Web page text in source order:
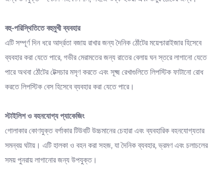
বহু-পরিস্থিতিতে বহুমুখী ব্যবহার
এটি সম্পূর্ণ দিন ধরে আর্দ্রতা বজায় রাখার জন্য দৈনিক ঠোঁটের ময়েশ্চারাইজার হিসেবে
ব্যবহার করা যেতে পারে, গভীর মেরামতের জন্য রাতের বেলায় ঘন স্তরে লাগানো যেতে
পারে অথবা ঠোঁটের টেক্সচার মসৃণ করতে এবং সূক্ষ্ম রেখাগুলিতে লিপস্টিক ফাটানো রোধ
করতে লিপস্টিক বেস হিসেবে ব্যবহার করা যেতে পারে।
স্টাইলিশ ও বহনযোগ্য প্যাকেজিং
গোলাকার কোণযুক্ত বর্গাকার টিউবটি উচ্চমানের চেহারা এবং ব্যবহারিক বহনযোগ্যতার
সমন্বয় ঘটায়। এটি হালকা ও বহন করা সহজ, যা দৈনিক ব্যবহার, ভ্রমণ এবং চলাচলের
সময় পুনরায় লাগানোর জন্য উপযুক্ত।